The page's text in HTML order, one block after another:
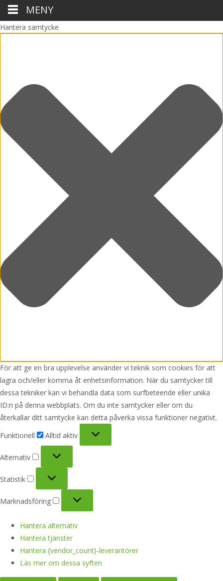
Hantera samtycke
För att ge en bra upplevelse använder vi teknik som cookies för att
lagra och/eller komma åt enhetsinformation. När du samtycker till
dessa tekniker kan vi behandla data som surfbeteende eller unika
ID:n på denna webbplats. Om du inte samtycker eller om du
återkallar ditt samtycke kan detta påverka vissa funktioner negativt.
Funktionell
Alltid aktiv
Alternativ
Statistik
Marknadsföring
Hantera alternativ
Hantera tjänster
Hantera {vendor_count}-leverantörer
Läs mer om dessa syften
MENY